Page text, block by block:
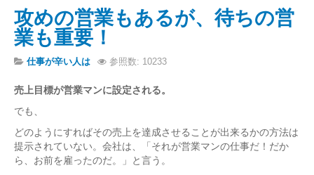
売上を増やしたい人は
仕事が辛い人は
情報という餌で集客するCMSツール
ログイン/ログアウト
攻めの営業もあるが、待ちの営
業も重要！
仕事が辛い人は 参照数: 10233
売上目標が営業マンに設定される。
でも、
どのようにすればその売上を達成させることが出来るかの方法は
提示されていない。会社は、「それが営業マンの仕事だ！だか
ら、お前を雇ったのだ。」と言う。